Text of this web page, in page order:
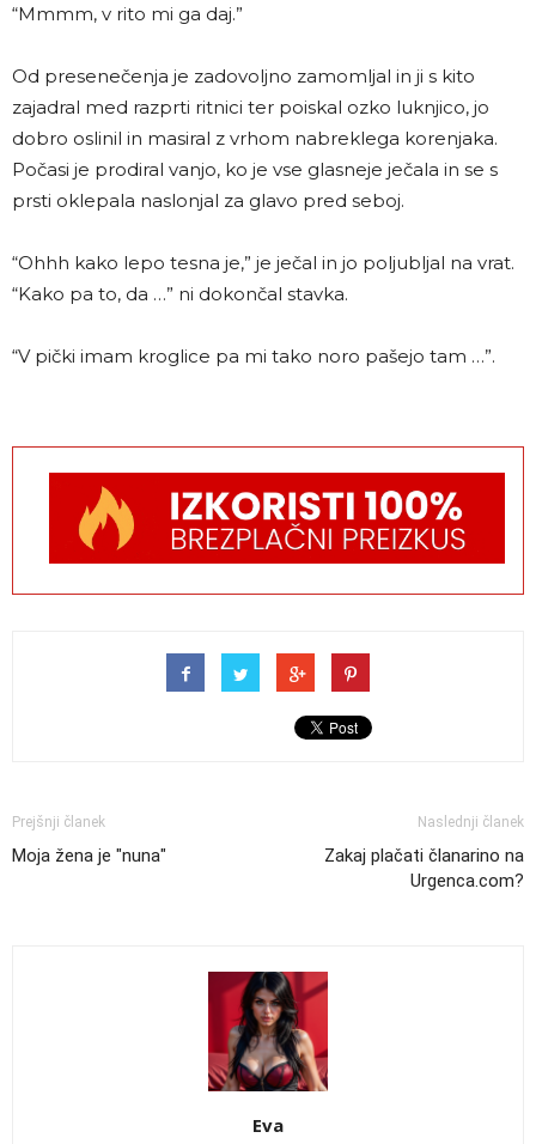
“Mmmm, v rito mi ga daj.”
Od presenečenja je zadovoljno zamomljal in ji s kito
zajadral med razprti ritnici ter poiskal ozko luknjico, jo
dobro oslinil in masiral z vrhom nabreklega korenjaka.
Počasi je prodiral vanjo, ko je vse glasneje ječala in se s
prsti oklepala naslonjal za glavo pred seboj.
“Ohhh kako lepo tesna je,” je ječal in jo poljubljal na vrat.
“Kako pa to, da …” ni dokončal stavka.
“V pički imam kroglice pa mi tako noro pašejo tam …”.
Prejšnji članek
Moja žena je "nuna"
Naslednji članek
Zakaj plačati članarino na
Urgenca.com?
Eva